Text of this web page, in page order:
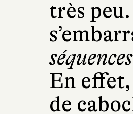
très
séquences
En
de